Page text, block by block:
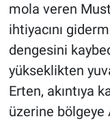
mola veren
ihtiyacını
dengesini
yükseklikten
Erten, akıntıya
üzerine bölgeye